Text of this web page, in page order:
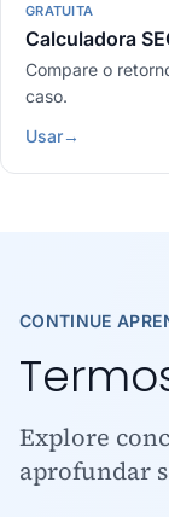
GRATUITA
Calculadora
Compare o
caso.
Usar→
CONTINUE
Explore
aprofundar